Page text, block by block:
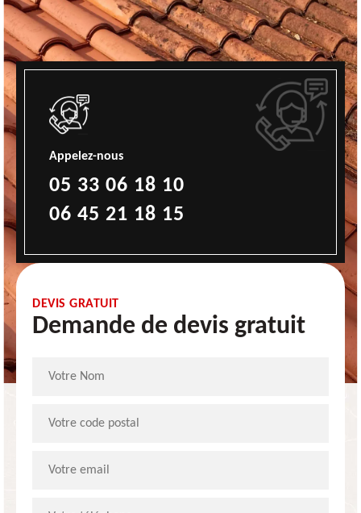
Appelez-nous
05 33 06 18 10
06 45 21 18 15
DEVIS GRATUIT
Demande de devis gratuit